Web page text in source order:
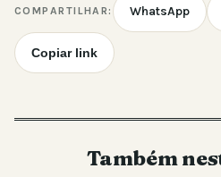
COMPARTILHAR: WhatsApp
Copiar link
Também